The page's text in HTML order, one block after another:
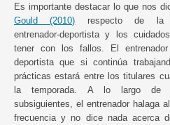
Es importante destacar lo que nos
Gould (2010) respecto de la
entrenador-deportista y los
tener con los fallos. El
deportista que si continúa
prácticas estará entre los titulares
la temporada. A lo largo de
subsiguientes, el entrenador halaga
frecuencia y no dice nada acerca